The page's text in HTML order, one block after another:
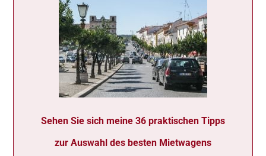
Sehen Sie sich meine 36 praktischen Tipps
zur Auswahl des besten Mietwagens